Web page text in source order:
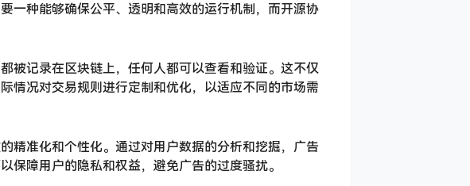
一种能够确保公平、透明和高效的运行机制，而开源协
被记录在区块链上，任何人都可以查看和验证。这不仅
情况对交易规则进行定制和优化，以适应不同的市场需
精准化和个性化。通过对用户数据的分析和挖掘，广告
保障用户的隐私和权益，避免广告的过度骚扰。